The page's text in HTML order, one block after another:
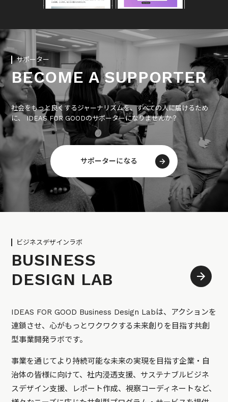
サポーター
BECOME A SUPPORTER
社会をもっと良くするジャーナリズムを、すべての人に届けるため
に、 IDEAS FOR GOODのサポーターになりませんか？
サポーターになる
ビジネスデザインラボ
BUSINESS
DESIGN LAB
IDEAS FOR GOOD Business Design Labは、アクションを
連鎖させ、心がもっとワクワクする未来創りを目指す共創
型事業開発ラボです。
事業を通じてより持続可能な未来の実現を目指す企業・自
治体の皆様に向けて、社内浸透支援、サステナブルビジネ
スデザイン支援、レポート作成、視察コーディネートなど、